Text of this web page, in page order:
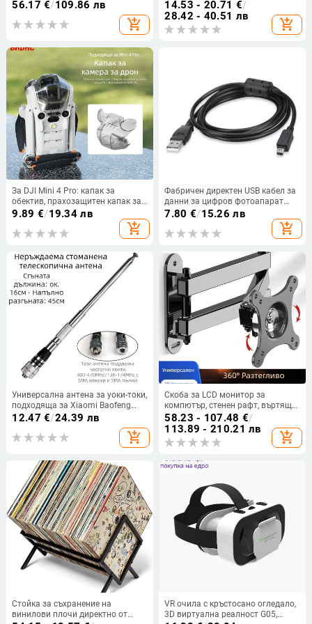
дървесен калъф за PS5 Pro,
56.17 €/109.86 лв
add_shopping_cart
задна камера
14.53 - 20.71 €/
28.42 - 40.51 лв
add_shopping_cart
За DJI Mini 4 Pro: капак за
обектив, прахозащитен капак за
гимбал и фиксиращ ръкав за
9.89 €/19.34 лв
add_shopping_cart
Фабричен директен USB кабел за
данни за цифров фотоапарат
Olympus 12p U1200/U MIN/U MIN
7.80 €/15.26 лв
add_shopping_cart
Универсална антена за уоки-токи,
подходяща за Xiaomi Baofeng
Handheld Enhanced Signal,
неръждаема стомана
12.47 €/24.39 лв
add_shopping_cart
Скоба за LCD монитор за
компютър, стенен рафт, въртящ
се прибиращ се закачалка за
телевизор, универсален стенен
рафт
58.23 - 107.48 €/
113.89 - 210.21 лв
add_shopping_cart
Стойка за съхранение на
винилови плочи директно от
VR очила с кръстосано огледало,
3D виртуална реалност G05,